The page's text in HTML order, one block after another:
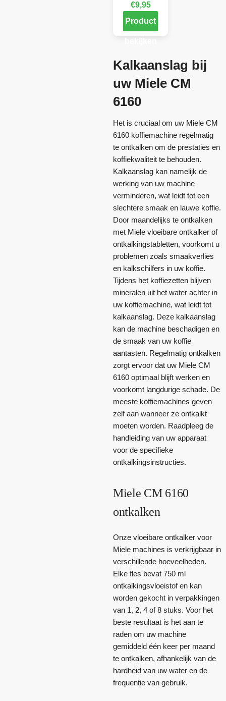
€9,95
Product
Kalkaanslag bij
uw Miele CM
6160
Het is cruciaal om uw Miele CM
6160 koffiemachine regelmatig
te ontkalken om de prestaties en
koffiekwaliteit te behouden.
Kalkaanslag kan namelijk de
werking van uw machine
verminderen, wat leidt tot een
slechtere smaak en lauwe koffie.
Door maandelijks te ontkalken
met Miele vloeibare ontkalker of
ontkalkingstabletten, voorkomt u
problemen zoals smaakverlies
en kalkschilfers in uw koffie.
Tijdens het koffiezetten blijven
mineralen uit het water achter in
uw koffiemachine, wat leidt tot
kalkaanslag. Deze kalkaanslag
kan de machine beschadigen en
de smaak van uw koffie
aantasten. Regelmatig ontkalken
zorgt ervoor dat uw Miele CM
6160 optimaal blijft werken en
voorkomt langdurige schade. De
meeste koffiemachines geven
zelf aan wanneer ze ontkalkt
moeten worden. Raadpleeg de
handleiding van uw apparaat
voor de specifieke
ontkalkingsinstructies.
Miele CM 6160
ontkalken
Onze vloeibare ontkalker voor
Miele machines is verkrijgbaar in
verschillende hoeveelheden.
Elke fles bevat 750 ml
ontkalkingsvloeistof en kan
worden gekocht in verpakkingen
van 1, 2, 4 of 8 stuks. Voor het
beste resultaat is het aan te
raden om uw machine
gemiddeld één keer per maand
te ontkalken, afhankelijk van de
hardheid van uw water en de
frequentie van gebruik.